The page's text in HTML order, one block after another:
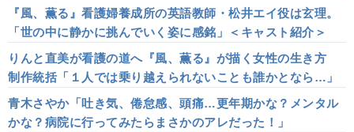
『風、薫る』看護婦養成所の英語教師・松井エイ役は玄理。
「世の中に静かに挑んでいく姿に感銘」＜キャスト紹介＞
りんと直美が看護の道へ『風、薫る』が描く女性の生き方
制作統括「１人では乗り越えられないことも誰かとなら…」
青木さやか「吐き気、倦怠感、頭痛…更年期かな？メンタル
かな？病院に行ってみたらまさかのアレだった！」